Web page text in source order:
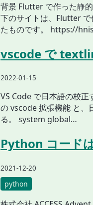
背景 Flutter で作った静
下のサイトは、Flutter
たものです。 https://
vscode で
2022-01-15
VS Code で日本語の校
の vscode 拡張機能 と
る。 system global…
Python コード
2021-12-20
python